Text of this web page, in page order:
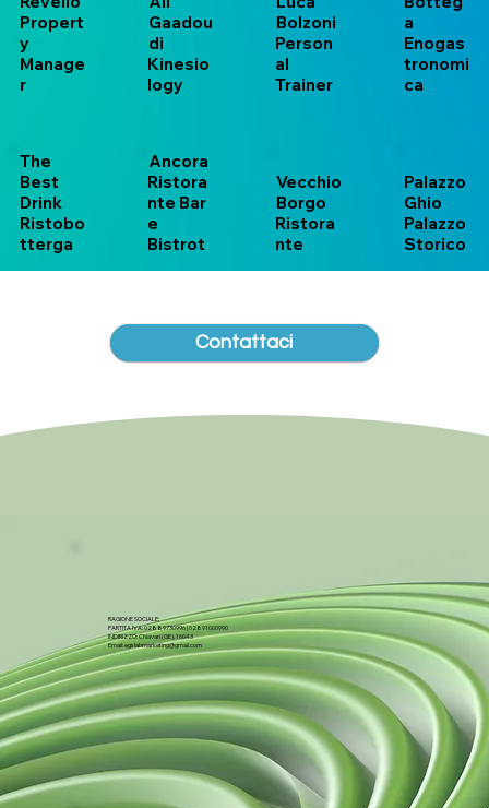
The
Best
Drink
Ristobo
tterga
Palazzo
Ghio
Palazzo
Storico
Vecchio
Borgo
Ristora
nte
Ancora
Ristora
nte Bar
e
Bistrot
Propert
y
Manage
r
a
Enogas
tronomi
ca
Bolzoni
Person
al
Trainer
Gaadou
di
Kinesio
logy
Contattaci
RAGIONE SOCIALE:
PARTITA IVA: 02889730996 | 02891000990
INDIRIZZO: Chiavari (GE), 16043
Email:egslabmarketing@gmail.com